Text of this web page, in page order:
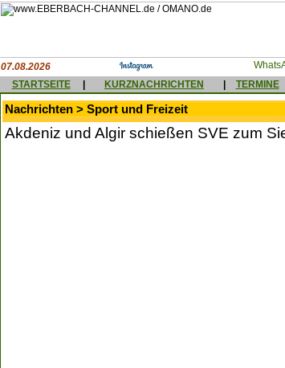
07.08.2026
STARTSEITE
KURZNACHRICHTEN TERMINE
Nachrichten > Sport und Freizeit
Akdeniz und Algir schießen SVE zum